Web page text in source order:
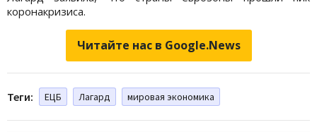
коронакризиса.
Читайте нас в Google.News
Теги: ЕЦБ Лагард мировая экономика